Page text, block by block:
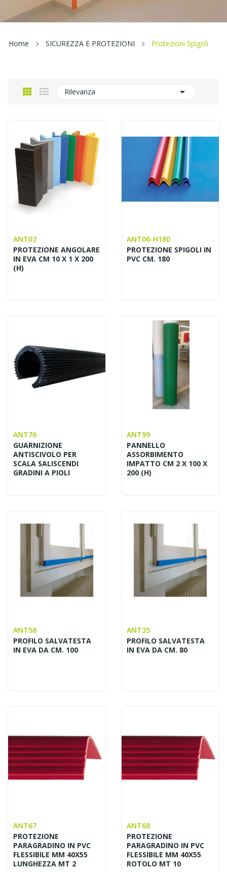
Home SICUREZZA E PROTEZIONI Protezioni Spigoli
Rilevanza 
ANT02
PROTEZIONE ANGOLARE
IN EVA CM 10 X 1 X 200
(H)
ANT06-H180
PROTEZIONE SPIGOLI IN
PVC CM. 180
ANT76
GUARNIZIONE
ANTISCIVOLO PER
SCALA SALISCENDI
GRADINI A PIOLI
ANT99
PANNELLO
ASSORBIMENTO
IMPATTO CM 2 X 100 X
200 (H)
ANT58
PROFILO SALVATESTA
IN EVA DA CM. 100
ANT35
PROFILO SALVATESTA
IN EVA DA CM. 80
ANT67
PROTEZIONE
PARAGRADINO IN PVC
FLESSIBILE MM 40X55
LUNGHEZZA MT 2
ANT68
PROTEZIONE
PARAGRADINO IN PVC
FLESSIBILE MM 40X55
ROTOLO MT 10